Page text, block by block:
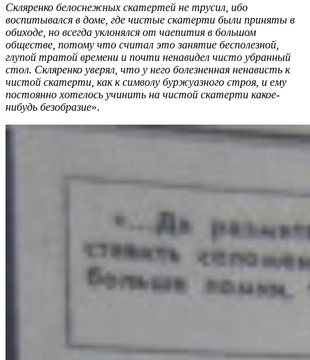
Скляренко белоснежных скатертей не трусил, ибо
воспитывался в доме, где чистые скатерти были приняты в
обиходе, но всегда уклонялся от чаепития в большом
обществе, потому что считал это занятие бесполезной,
глупой тратой времени и почти ненавидел чисто убранный
стол. Скляренко уверял, что у него болезненная ненависть к
чистой скатерти, как к символу буржуазного строя, и ему
постоянно хотелось учинить на чистой скатерти какое-
нибудь безобразие».